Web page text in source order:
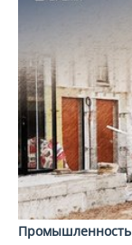
Промышленность